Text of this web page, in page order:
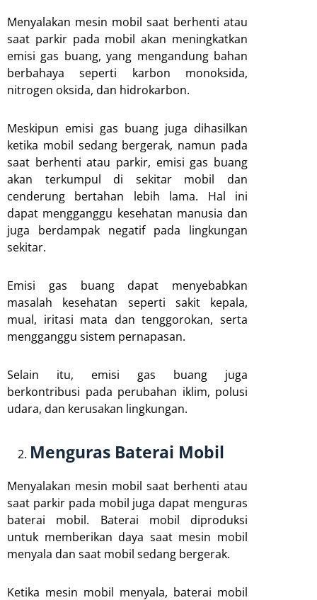
Menyalakan mesin mobil saat berhenti atau
saat parkir pada mobil akan meningkatkan
emisi gas buang, yang mengandung bahan
berbahaya seperti karbon monoksida,
nitrogen oksida, dan hidrokarbon.
Meskipun emisi gas buang juga dihasilkan
ketika mobil sedang bergerak, namun pada
saat berhenti atau parkir, emisi gas buang
akan terkumpul di sekitar mobil dan
cenderung bertahan lebih lama. Hal ini
dapat mengganggu kesehatan manusia dan
juga berdampak negatif pada lingkungan
sekitar.
Emisi gas buang dapat menyebabkan
masalah kesehatan seperti sakit kepala,
mual, iritasi mata dan tenggorokan, serta
mengganggu sistem pernapasan.
Selain itu, emisi gas buang juga
berkontribusi pada perubahan iklim, polusi
udara, dan kerusakan lingkungan.
Menguras Baterai Mobil
Menyalakan mesin mobil saat berhenti atau
saat parkir pada mobil juga dapat menguras
baterai mobil. Baterai mobil diproduksi
untuk memberikan daya saat mesin mobil
menyala dan saat mobil sedang bergerak.
Ketika mesin mobil menyala, baterai mobil